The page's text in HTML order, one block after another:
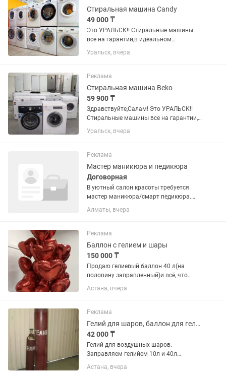
Стиральная машина Candy
49 000 ₸
Это УРАЛЬСК!! Стиральные машины
все на гарантии,в идеальном
состоянии ни точки
ржавчины,работает все функции:греет
Доставка и установка имеется,за вашу
(машинки...
Уральск, вчера
Реклама
Стиральная машина Beko
59 900 ₸
Здравствуйте,Салам! Это УРАЛЬСК!!
Стиральные машины все на гарантии,в
идеальном состоянии ни точки
ржавчины,работает все функции:греет
Доставка и установка имеется,за...
Уральск, вчера
Реклама
Мастер маникюра и педикюра
Договорная
В уютный салон красоты требуется
мастер маникюра/смарт педикюра.
Рассматриваем работу на проценты
Обязанности: аппаратный /
гель-лаком смарт педикюр
соблюдение...
Алматы, вчера
Реклама
Баллон с гелием и шары
150 000 ₸
Продаю гелиевый баллон 40 л(на
половину заправленный)и всё, что
нужно для работы с шарами: редуктор,
гель, шары разных цветов и форм,
блёстки и перья для...
Астана, вчера
Реклама
Гелий для шаров, баллон для гелия, редуктор гелиевый
42 000 ₸
Гелий для воздушных шаров.
Заправляем гелийем 10л и 40л
баллоны. Доставка и установка по
городу бесплатно Также в наличии: 1.
Астана, вчера